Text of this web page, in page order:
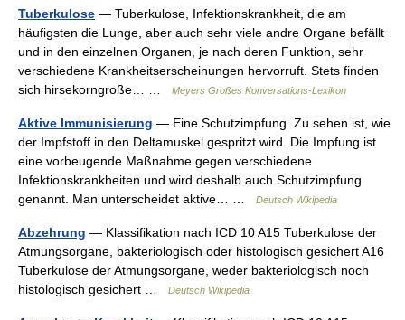
Tuberkulose — Tuberkulose, Infektionskrankheit, die am
häufigsten die Lunge, aber auch sehr viele andre Organe befällt
und in den einzelnen Organen, je nach deren Funktion, sehr
verschiedene Krankheitserscheinungen hervorruft. Stets finden
sich hirsekorngroße… …
Meyers Großes Konversations-Lexikon
Aktive Immunisierung — Eine Schutzimpfung. Zu sehen ist, wie
der Impfstoff in den Deltamuskel gespritzt wird. Die Impfung ist
eine vorbeugende Maßnahme gegen verschiedene
Infektionskrankheiten und wird deshalb auch Schutzimpfung
genannt. Man unterscheidet aktive… …
Deutsch Wikipedia
Abzehrung — Klassifikation nach ICD 10 A15 Tuberkulose der
Atmungsorgane, bakteriologisch oder histologisch gesichert A16
Tuberkulose der Atmungsorgane, weder bakteriologisch noch
histologisch gesichert …
Deutsch Wikipedia